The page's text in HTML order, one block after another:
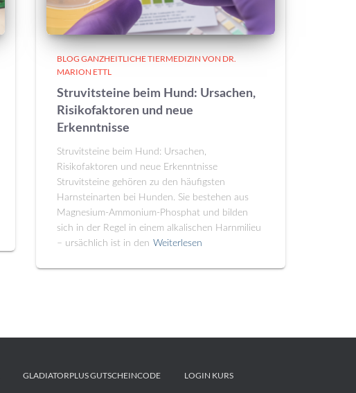
BLOG GANZHEITLICHE TIERMEDIZIN VON DR.
MARION ETTL
Struvitsteine beim Hund: Ursachen,
Risikofaktoren und neue
Erkenntnisse
Struvitsteine beim Hund: Ursachen,
Risikofaktoren und neue Erkenntnisse
Struvitsteine gehören zu den häufigsten
Harnsteinarten bei Hunden. Sie bestehen aus
Magnesium-Ammonium-Phosphat und bilden
sich in der Regel in einem alkalischen Harnmilieu
– ursächlich ist in den Weiterlesen
GLADIATORPLUS GUTSCHEINCODE LOGIN KURS